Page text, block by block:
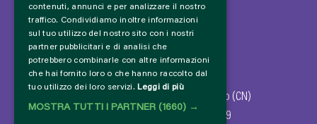
© 2024 - Comune di Dronero
Via Giovanni Giolitti, 47 - 12025 Dronero (CN)
Codice fiscale - P. IVA: 00183100049
contenuti, annunci e per analizzare il nostro
traffico. Condividiamo inoltre informazioni
sul tuo utilizzo del nostro sito con i nostri
partner pubblicitari e di analisi che
potrebbero combinarle con altre informazioni
che hai fornito loro o che hanno raccolto dal
tuo utilizzo dei loro servizi. Leggi di più
MOSTRA TUTTI I PARTNER (1660) →